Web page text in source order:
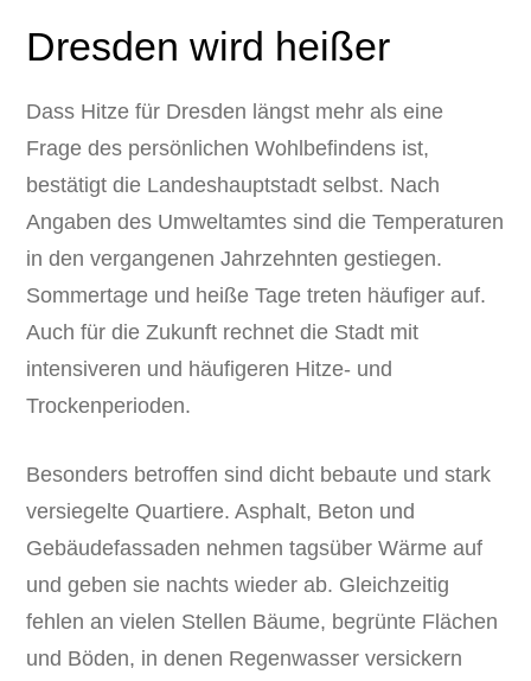
Dresden wird heißer
Dass Hitze für Dresden längst mehr als eine
Frage des persönlichen Wohlbefindens ist,
bestätigt die Landeshauptstadt selbst. Nach
Angaben des Umweltamtes sind die Temperaturen
in den vergangenen Jahrzehnten gestiegen.
Sommertage und heiße Tage treten häufiger auf.
Auch für die Zukunft rechnet die Stadt mit
intensiveren und häufigeren Hitze- und
Trockenperioden.
Besonders betroffen sind dicht bebaute und stark
versiegelte Quartiere. Asphalt, Beton und
Gebäudefassaden nehmen tagsüber Wärme auf
und geben sie nachts wieder ab. Gleichzeitig
fehlen an vielen Stellen Bäume, begrünte Flächen
und Böden, in denen Regenwasser versickern